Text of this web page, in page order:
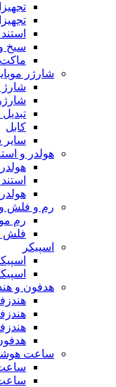
سیخ
ماکت
شارژر
شارژ
کابل
سایر
هولدر و
رم و فلش
رم
فلش
اسپیکر
هدفون و
ساعت